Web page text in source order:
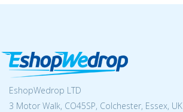
EshopWedrop LTD
3 Motor Walk, CO45SP, Colchester, Essex, UK